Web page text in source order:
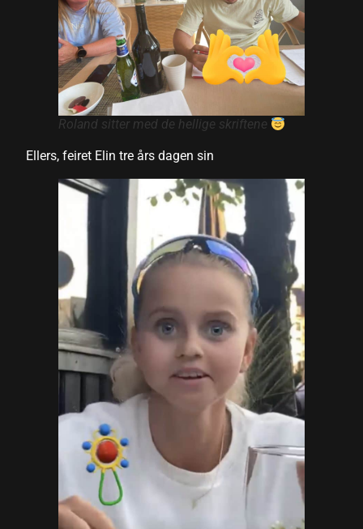
Roland sitter med de hellige skriftene
Ellers, feiret Elin tre års dagen sin